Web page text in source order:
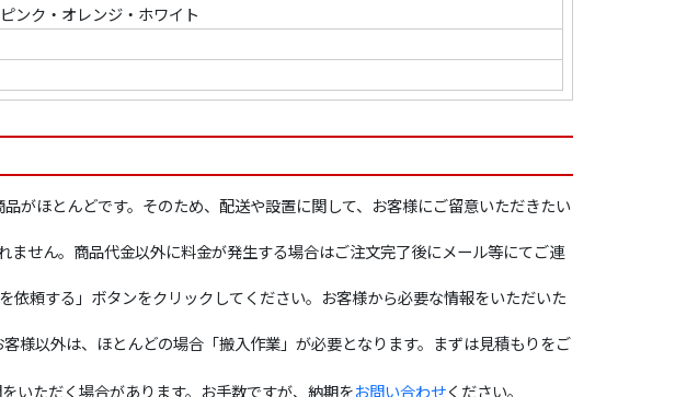
ンク・オレンジ・ホワイト
がほとんどです。そのため、配送や設置に関して、お客様にご留意いただきたい
ません。商品代金以外に料金が発生する場合はご注文完了後にメール等にてご連
頼する」ボタンをクリックしてください。お客様から必要な情報をいただいた
様以外は、ほとんどの場合「搬入作業」が必要となります。まずは見積もりをご
いただく場合があります。お手数ですが、納期をお問い合わせください。